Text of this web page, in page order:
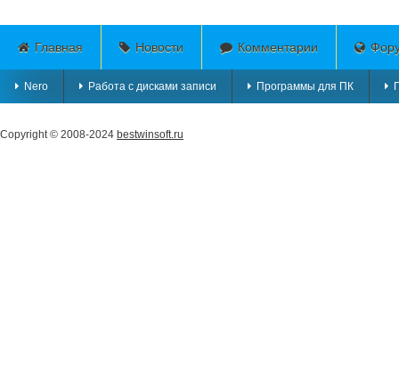
Главная Новости Комментарии
Nero Работа с дисками записи Программы для ПК
Copyright © 2008-2024 bestwinsoft.ru